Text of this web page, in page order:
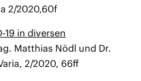
2/2020,60f
19 in diversen
Matthias Nödl und Dr.
2/2020, 66ff